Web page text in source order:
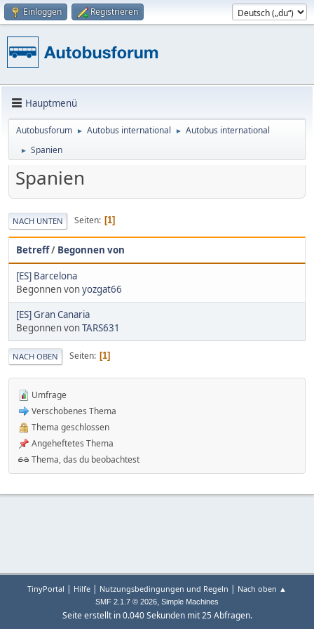
Einloggen Registrieren
Hauptmenü
Autobusforum ► Autobus international ► Autobus international
► Spanien
Spanien
NACH UNTEN Seiten 1
Betreff/ Begonnen von
[ES] Barcelona
Begonnen vonyozgat66
[ES] Gran Canaria
Begonnen vonTARS631
NACH OBEN Seiten 1
Umfrage
Verschobenes Thema
Thema geschlossen
Angeheftetes Thema
Thema, das du beobachtest
TinyPortal | Hilfe | Nutzungsbedingungen und Regeln | Nach oben ▲
SMF 2.1.7 © 2026, Simple Machines
Seite erstellt in 0.040 Sekunden mit 25 Abfragen.